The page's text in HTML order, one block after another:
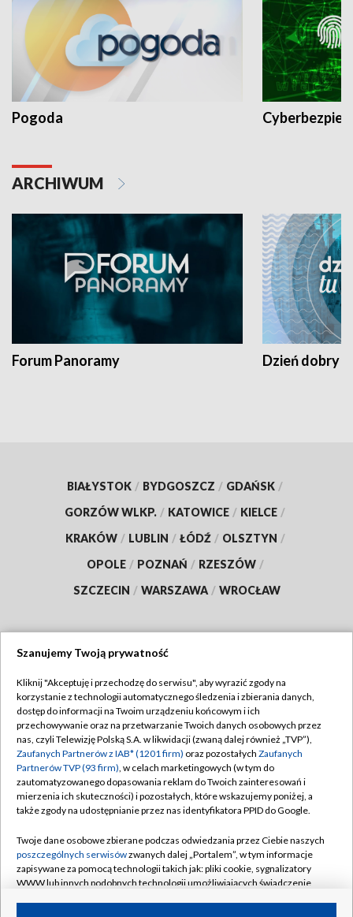
Pogoda
ARCHIWUM
Forum Panoramy Dzień dobry
BIAŁYSTOK / BYDGOSZCZ / GDAŃSK /
GORZÓW WLKP. / KATOWICE / KIELCE /
KRAKÓW / LUBLIN / ŁÓDŹ / OLSZTYN /
OPOLE / POZNAŃ / RZESZÓW /
SZCZECIN / WARSZAWA / WROCŁAW
TVP
Abonament TVP
Emisja w TVP
Centrum informacji TVP
Naziemna Telewizja Cyfrowa
Rada Programowa
System NOS
Informacje o nadawcy
Regulamin TVP
Polityka prywatności
Moje zgody
Pomoc
Kontakt
Kanały
Szanujemy Twoją prywatność
Kliknij "Akceptuję i przechodzę do serwisu", aby wyrazić zgody na
korzystanie z technologii automatycznego śledzenia i zbierania danych,
dostęp do informacji na Twoim urządzeniu końcowym i ich
przechowywanie oraz na przetwarzanie Twoich danych osobowych przez
nas, czyli Telewizję Polską S.A. w likwidacji (zwaną dalej również „TVP”),
Zaufanych Partnerów z IAB* (1201 firm) oraz pozostałych Zaufanych
Partnerów TVP (93 firm), w celach marketingowych (w tym do
zautomatyzowanego dopasowania reklam do Twoich zainteresowań i
mierzenia ich skuteczności) i pozostałych, które wskazujemy poniżej, a
także zgody na udostępnianie przez nas identyfikatora PPID do Google.
Twoje dane osobowe zbierane podczas odwiedzania przez Ciebie naszych
poszczególnych serwisówzwanych dalej „Portalem”, w tym informacje
zapisywane za pomocą technologii takich jak: pliki cookie, sygnalizatory
WWW lub innych podobnych technologii umożliwiających świadczenie